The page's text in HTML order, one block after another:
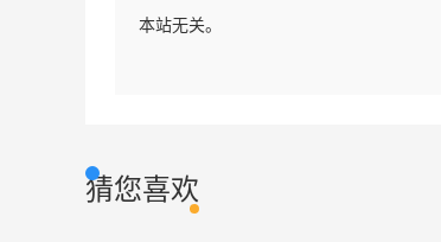
本站无关。
猜您喜欢